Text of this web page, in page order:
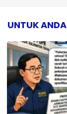
UNTUK ANDA